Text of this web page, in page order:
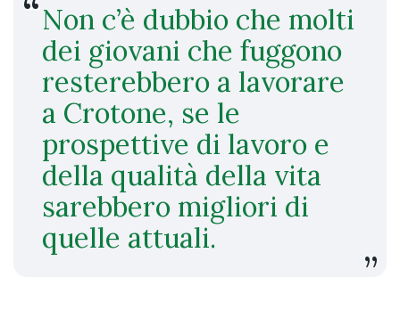
Non c’è dubbio che molti
dei giovani che fuggono
resterebbero a lavorare
a Crotone, se le
prospettive di lavoro e
della qualità della vita
sarebbero migliori di
quelle attuali.